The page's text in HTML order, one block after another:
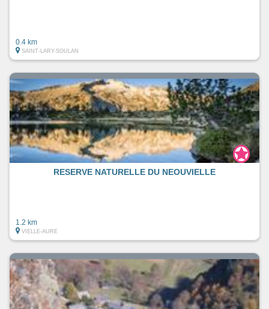
0.4 km
SAINT-LARY-SOULAN
RESERVE NATURELLE DU NEOUVIELLE
1.2 km
VIELLE-AURE